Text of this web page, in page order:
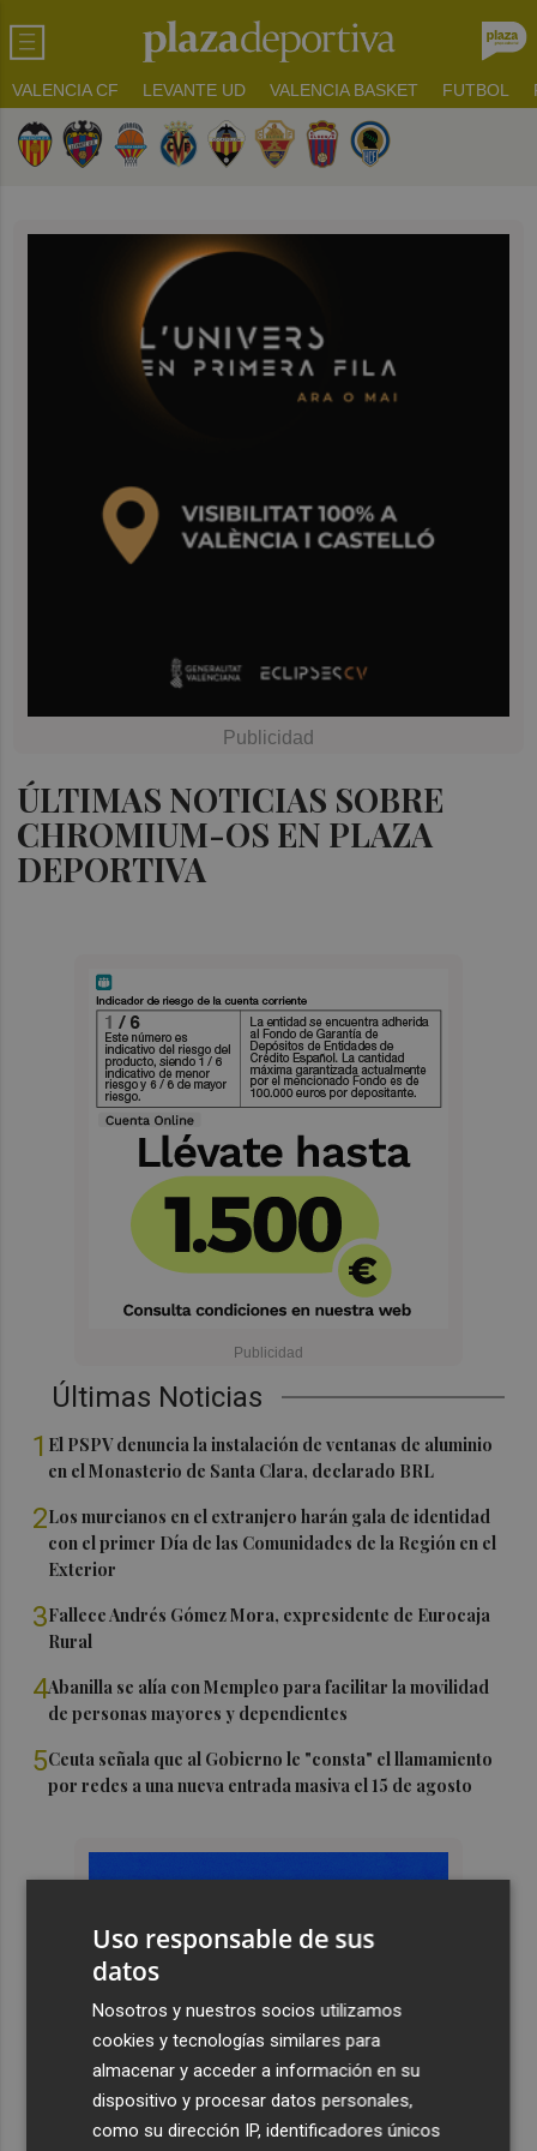
VALENCIA CF LEVANTE UD VALENCIA BASKET FUTBOL
ÚLTIMAS NOTICIAS SOBRE
CHROMIUM-OS EN PLAZA
DEPORTIVA
Últimas Noticias
1 El PSPV denuncia la instalación de ventanas de aluminio
en el Monasterio de Santa Clara, declarado BRL
2Los murcianos en el extranjero harán gala de identidad
con el primer Día de las Comunidades de la Región en el
Exterior
3Fallece Andrés Gómez Mora, expresidente de Eurocaja
Rural
4Abanilla se alía con Mempleo para facilitar la movilidad
de personas mayores y dependientes
5Ceuta señala que al Gobierno le "consta" el llamamiento
por redes a una nueva entrada masiva el 15 de agosto
Uso responsable de sus
datos
Nosotros y nuestros socios utilizamos
cookies y tecnologías similares para
almacenar y acceder a información en su
dispositivo y procesar datos personales,
como su dirección IP, identificadores únicos